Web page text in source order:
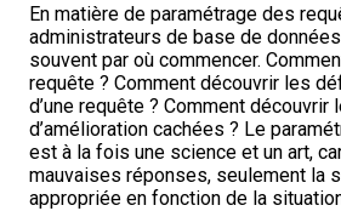
En matière de paramétrage des
administrateurs de base de
souvent par où commencer.
requête ? Comment découvrir les
d’une requête ? Comment
d’amélioration cachées ? Le
est à la fois une science et un art,
mauvaises réponses, seulement la
appropriée en fonction de la